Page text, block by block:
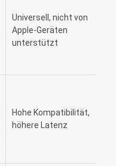
Universell, nicht von
Apple-Geräten
unterstützt
Hohe Kompatibilität,
höhere Latenz